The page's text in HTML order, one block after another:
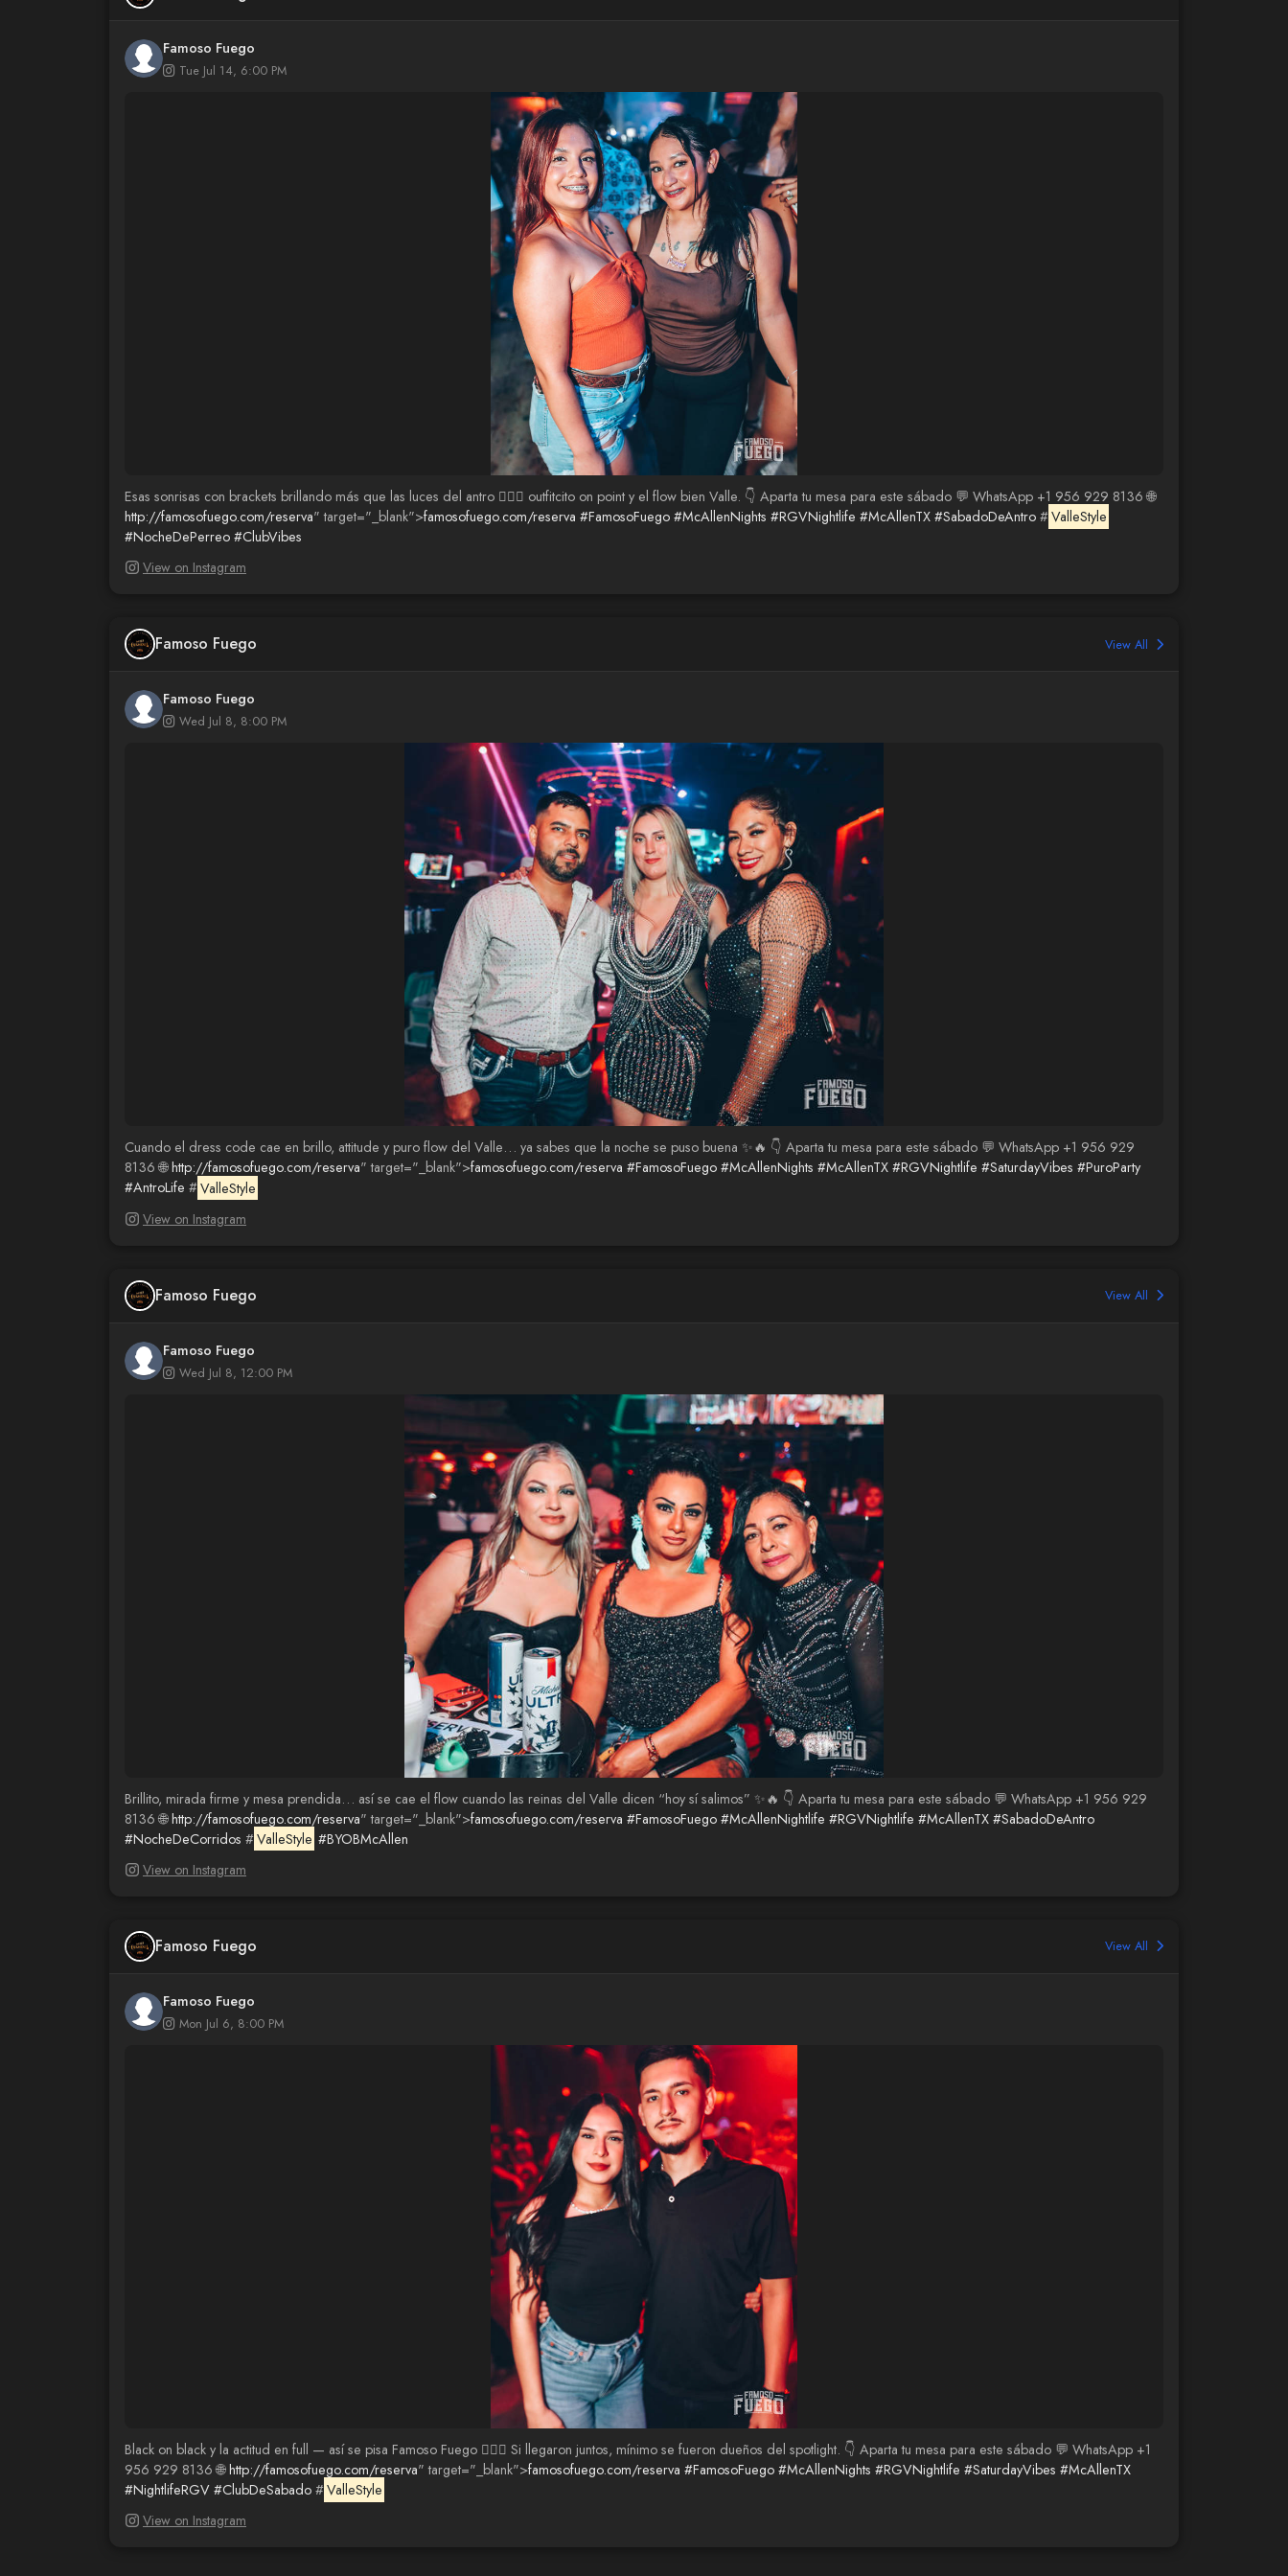
Famoso Fuego
Tue Jul 14, 6:00 PM
Esas sonrisas con brackets brillando más que las luces del antro 😮‍💨✨ outfitcito on point y el flow bien Valle. 👇 Aparta tu mesa para este sábado 💬 WhatsApp +1 956 929 8136 🌐
http://famosofuego.com/reserva" target="_blank">famosofuego.com/reserva #FamosoFuego #McAllenNights #RGVNightlife #McAllenTX #SabadoDeAntro #ValleStyle
#NocheDePerreo #ClubVibes
View on Instagram
Famoso Fuego View All
Famoso Fuego
Wed Jul 8, 8:00 PM
Cuando el dress code cae en brillo, attitude y puro flow del Valle… ya sabes que la noche se puso buena ✨🔥 👇 Aparta tu mesa para este sábado 💬 WhatsApp +1 956 929
8136 🌐http://famosofuego.com/reserva" target="_blank">famosofuego.com/reserva #FamosoFuego #McAllenNights #McAllenTX #RGVNightlife #SaturdayVibes #PuroParty
#AntroLife #ValleStyle
View on Instagram
Famoso Fuego View All
Famoso Fuego
Wed Jul 8, 12:00 PM
Brillito, mirada firme y mesa prendida… así se cae el flow cuando las reinas del Valle dicen “hoy sí salimos” ✨🔥 👇 Aparta tu mesa para este sábado 💬 WhatsApp +1 956 929
8136 🌐http://famosofuego.com/reserva" target="_blank">famosofuego.com/reserva #FamosoFuego #McAllenNightlife #RGVNightlife #McAllenTX #SabadoDeAntro
#NocheDeCorridos #ValleStyle #BYOBMcAllen
View on Instagram
Famoso Fuego View All
Famoso Fuego
Mon Jul 6, 8:00 PM
Black on black y la actitud en full — así se pisa Famoso Fuego 😮‍💨🖤 Si llegaron juntos, mínimo se fueron dueños del spotlight. 👇 Aparta tu mesa para este sábado 💬 WhatsApp +1
956 929 8136 🌐http://famosofuego.com/reserva" target="_blank">famosofuego.com/reserva #FamosoFuego #McAllenNights #RGVNightlife #SaturdayVibes #McAllenTX
#NightlifeRGV #ClubDeSabado #ValleStyle
View on Instagram